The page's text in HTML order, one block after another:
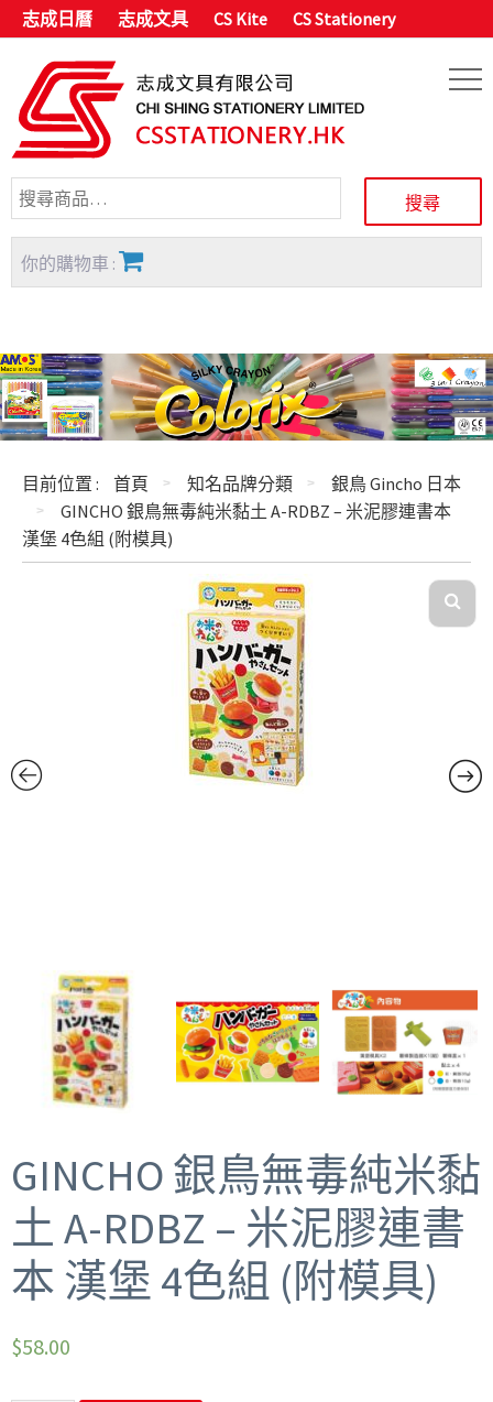
志成日曆 志成文具 CS Kite CS Stationery
你的購物車 :
目前位置 : 首頁 知名品牌分類
銀鳥 Gincho 日本
GINCHO 銀鳥無毒純米黏土 A-RDBZ – 米泥膠連書本
漢堡 4色組 (附模具)
GINCHO 銀鳥無毒純米黏
土 A-RDBZ – 米泥膠連書
本 漢堡 4色組 (附模具)
$58.00